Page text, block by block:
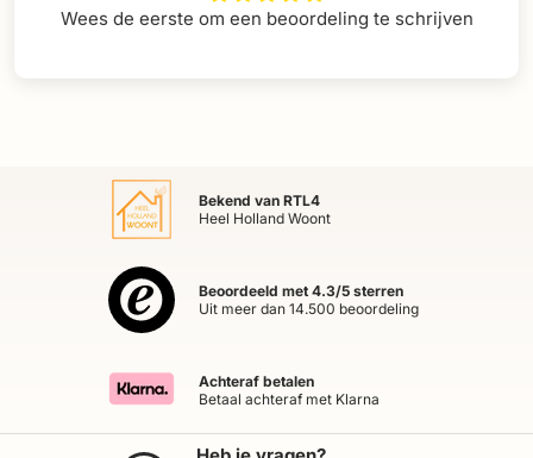
Wees de eerste om een beoordeling te schrijven
Bekend van RTL4
Heel Holland Woont
Beoordeeld met 4.3/5 sterren
Uit meer dan 14.500 beoordeling
Achteraf betalen
Betaal achteraf met Klarna